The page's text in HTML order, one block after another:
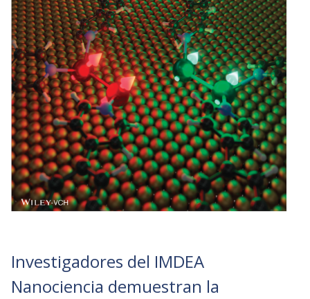
Investigadores del IMDEA
Nanociencia demuestran la